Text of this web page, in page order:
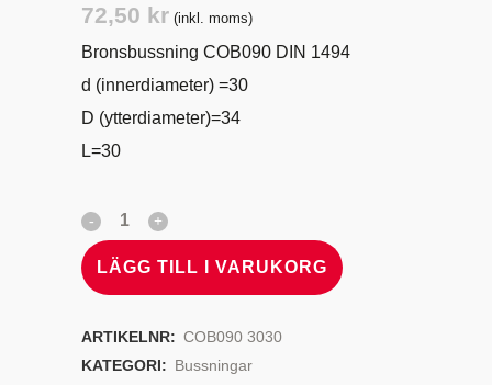
72,50 kr (inkl. moms)
Bronsbussning COB090 DIN 1494
d (innerdiameter) =30
D (ytterdiameter)=34
L=30
LÄGG TILL I VARUKORG
ARTIKELNR: COB090 3030
KATEGORI: Bussningar